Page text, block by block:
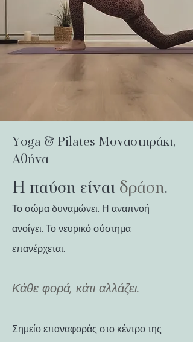
Yoga & Pilates Μοναστηράκι,
Αθήνα
Η παύση είναι δράση.
Το σώμα δυναμώνει. Η αναπνοή
ανοίγει. Το νευρικό σύστημα
επανέρχεται.
Κάθε φορά, κάτι αλλάζει.
Σημείο επαναφοράς στο κέντρο της